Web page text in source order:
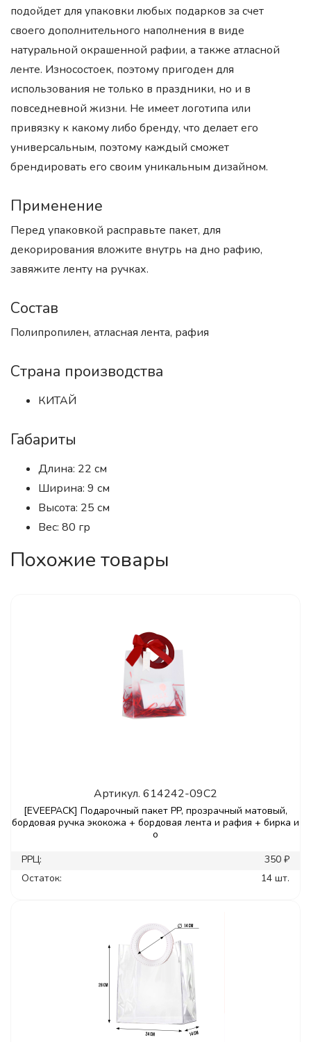
подойдет для упаковки любых подарков за счет
своего дополнительного наполнения в виде
натуральной окрашенной рафии, а также атласной
ленте. Износостоек, поэтому пригоден для
использования не только в праздники, но и в
повседневной жизни. Не имеет логотипа или
привязку к какому либо бренду, что делает его
универсальным, поэтому каждый сможет
брендировать его своим уникальным дизайном.
Применение
Перед упаковкой расправьте пакет, для
декорирования вложите внутрь на дно рафию,
завяжите ленту на ручках.
Состав
Полипропилен, атласная лента, рафия
Страна производства
КИТАЙ
Габариты
Длина: 22 см
Ширина: 9 см
Высота: 25 см
Вес: 80 гр
Похожие товары
Артикул. 614242-09C2
[EVEEPACK] Подарочный пакет PP, прозрачный матовый,
бордовая ручка экокожа + бордовая лента и рафия + бирка и
о
РРЦ:
350 ₽
Остаток:
14 шт.